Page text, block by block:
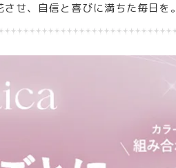
せ、自信と喜びに満ちた毎日を。